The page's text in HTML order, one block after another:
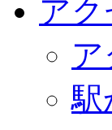
アク
駅